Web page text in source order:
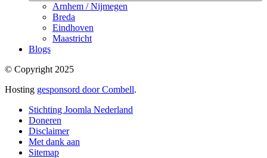
Arnhem / Nijmegen
Breda
Eindhoven
Maastricht
Blogs
© Copyright 2025
Hosting gesponsord door Combell.
Stichting Joomla Nederland
Doneren
Disclaimer
Met dank aan
Sitemap